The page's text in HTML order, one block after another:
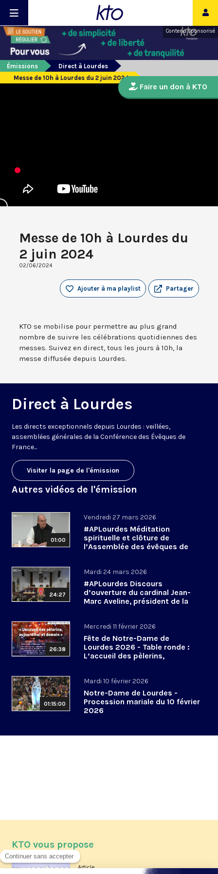
Contenu sponsorisé
Émissions
Direct à Lourdes
Messe de 10h à Lourdes du 2 juin 2024
Messe de 10h à Lourdes du
2 juin 2024
02/06/2024
Partager
Ajouter à ma playlist
KTO se mobilise pour permettre au plus grand
nombre de suivre les célébrations quotidiennes des
messes. Suivez en direct, tous les jours à 10h, la
messe diffusée depuis Lourdes.
Direct à Lourdes
Les directs exceptionnels depuis Lourdes : veillées,
assemblées générales de la Conférence des Évêques de
France...
Visiter la page de l'émission
Autres vidéos de l'émission
01:00
Vendredi 27 mars 2026
#APLourdes Méditation
spirituelle et clôture de
l’Assemblée des évêques de
24:27
Mardi 24 mars 2026
#APLourdes Discours
d’ouverture du cardinal Jean-
Marc Aveline, président de la
26:38
Mercredi 11 février 2026
Fête de Notre-Dame de
Lourdes 2026 - Table ronde :
L’accueil des pèlerins,
01:15:00
Mardi 10 février 2026
Notre-Dame de Lourdes -
Procession mariale du 10 février
2026
Faire un don à KTO
KTO vous propose
Article